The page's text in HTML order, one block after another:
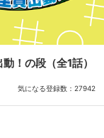
動！の段 （全1話）
気になる登録数： 27942